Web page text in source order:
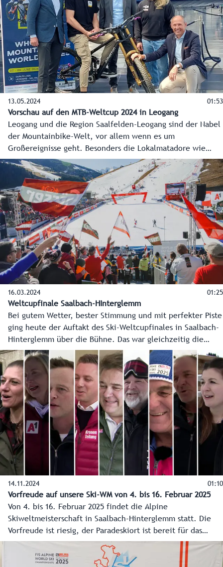
Hofmann, Jakob Werner und Johannes Moser, die allesamt
im Schulsportmodell SSM betreut werden.
13.05.2024 01:53
Vorschau auf den MTB-Weltcup 2024 in Leogang
Leogang und die Region Saalfelden-Leogang sind der Nabel
der Mountainbike-Welt, vor allem wenn es um
Großereignisse geht. Besonders die Lokalmatadore wie
Weltmeisterin Vali Höll freuen sich auf das Event daheim
im Pinzgau.
16.03.2024 01:25
Weltcupfinale Saalbach-HInterglemm
Bei gutem Wetter, bester Stimmung und mit perfekter Piste
ging heute der Auftakt des Ski-Weltcupfinales in Saalbach-
Hinterglemm über die Bühne. Das war gleichzeitig die
Generalprobe für die Organisatoren der Ski-
Weltmeisterschaft 2025, und diese hat reibungslos
geklappt.
14.11.2024 01:10
Vorfreude auf unsere Ski-WM von 4. bis 16. Februar 2025
Von 4. bis 16. Februar 2025 findet die Alpine
Skiweltmeisterschaft in Saalbach-Hinterglemm statt. Die
Vorfreude ist riesig, der Paradeskiort ist bereit für das
Großereignis.